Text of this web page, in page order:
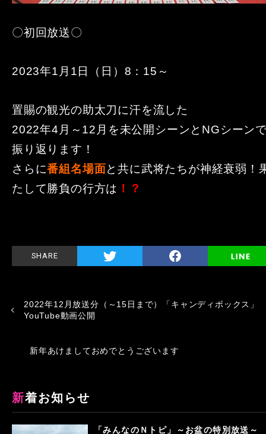
〇初回放送〇
2023年1月1日（日）8：15～
置賜の観光の助太刀に汗を流した
2022年4月～12月を未公開シーンとNGシーン
振り返ります！
さらに番組名場面と共に武将たちが神経衰弱！
たして勝負の行方は ！？
SHARE
2022年12月放送分（～15日まで）「キャンディボックス」
YouTube動画公開
新年あけましておめでとうございます
新着お知らせ
「みんなのＮトピ」～お盆の特別放送～